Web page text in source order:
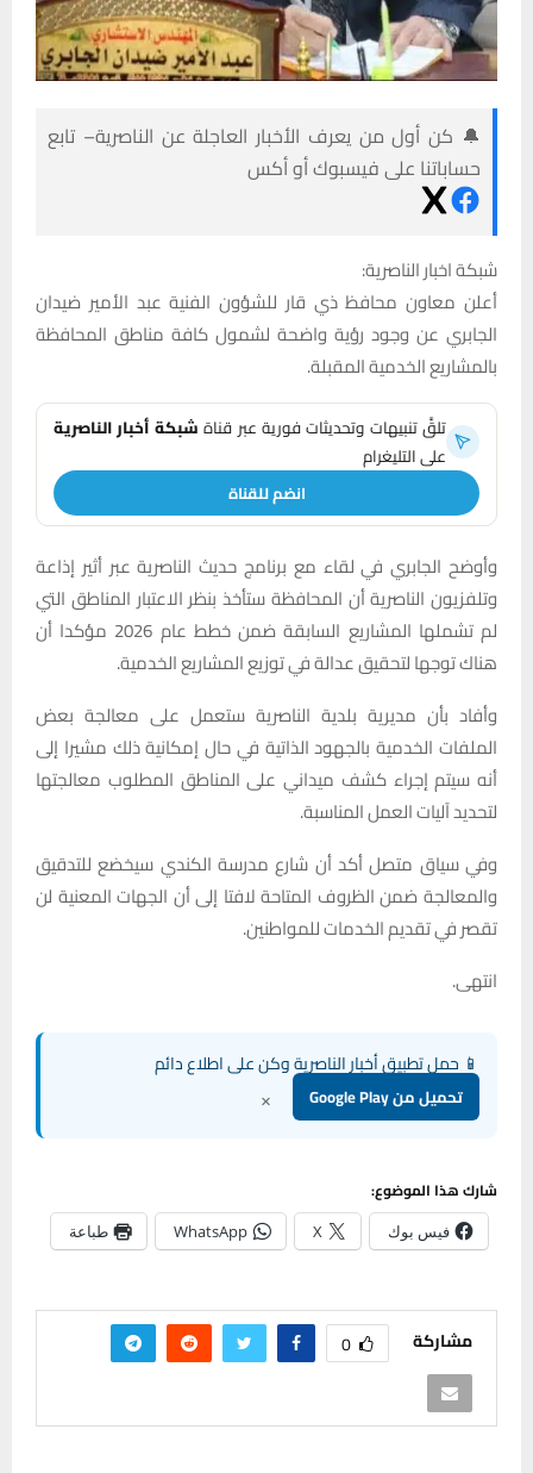
🔔 كن أول من يعرف الأخبار العاجلة عن الناصرية– تابع
حساباتنا على فيسبوك أو أكس
شبكة اخبار الناصرية:
أعلن معاون محافظ ذي قار للشؤون الفنية عبد الأمير ضيدان
الجابري عن وجود رؤية واضحة لشمول كافة مناطق المحافظة
بالمشاريع الخدمية المقبلة.
تلقَّ تنبيهات وتحديثات فورية عبر قناةشبكة أخبار الناصرية
على التليغرام
انضم للقناة
وأوضح الجابري في لقاء مع برنامج حديث الناصرية عبر أثير إذاعة
وتلفزيون الناصرية أن المحافظة ستأخذ بنظر الاعتبار المناطق التي
لم تشملها المشاريع السابقة ضمن خطط عام 2026 مؤكدا أن
هناك توجها لتحقيق عدالة في توزيع المشاريع الخدمية.
وأفاد بأن مديرية بلدية الناصرية ستعمل على معالجة بعض
الملفات الخدمية بالجهود الذاتية في حال إمكانية ذلك مشيرا إلى
أنه سيتم إجراء كشف ميداني على المناطق المطلوب معالجتها
لتحديد آليات العمل المناسبة.
وفي سياق متصل أكد أن شارع مدرسة الكندي سيخضع للتدقيق
والمعالجة ضمن الظروف المتاحة لافتا إلى أن الجهات المعنية لن
تقصر في تقديم الخدمات للمواطنين.
انتهى.
📱 حمل تطبيق أخبار الناصرية وكن على اطلاع دائم
تحميل من Google Play ×
شارك هذا الموضوع:
فيس بوك X
WhatsApp طباعة
مشاركة 0